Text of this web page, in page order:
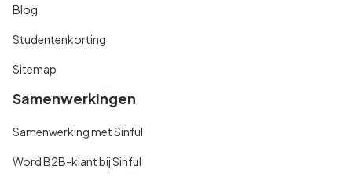
Blog
Studentenkorting
Sitemap
Samenwerkingen
Samenwerking met Sinful
Word B2B-klant bij Sinful